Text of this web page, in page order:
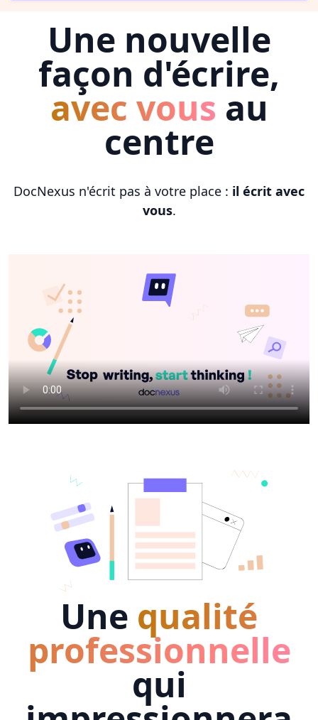
Une nouvelle
façon d'écrire,
avec vous au
centre
DocNexus n'écrit pas à votre place : il écrit avec
vous.
Une qualité
professionnelle
qui